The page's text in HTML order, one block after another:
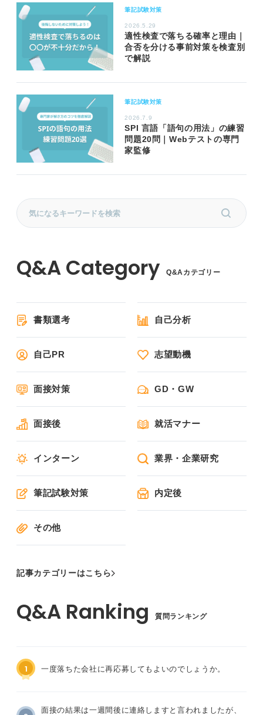
筆記試験対策
2026.5.29
適性検査で落ちる確率と理由｜
合否を分ける事前対策を検査別
で解説
筆記試験対策
2026.7.9
SPI 言語「語句の用法」の練習
問題20問｜Webテストの専門
家監修
Q&Aカテゴリー
書類選考 自己分析
自己PR 志望動機
面接対策 GD・GW
面接後 就活マナー
インターン 業界・企業研究
筆記試験対策 内定後
その他
記事カテゴリーはこちら
質問ランキング
1 一度落ちた会社に再応募してもよいのでしょうか。
面接の結果は一週間後に連絡しますと言われましたが、